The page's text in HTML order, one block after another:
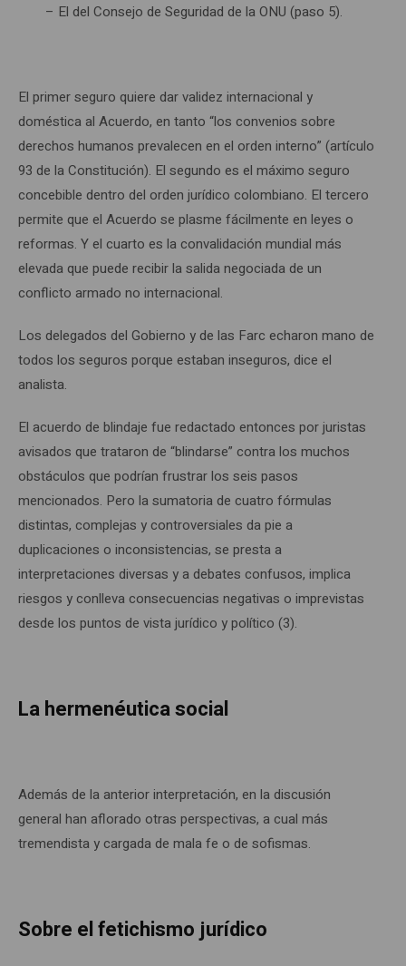
– El del Consejo de Seguridad de la ONU (paso 5).
El primer seguro quiere dar validez internacional y
doméstica al Acuerdo, en tanto “los convenios sobre
derechos humanos prevalecen en el orden interno” (artículo
93 de la Constitución). El segundo es el máximo seguro
concebible dentro del orden jurídico colombiano. El tercero
permite que el Acuerdo se plasme fácilmente en leyes o
reformas. Y el cuarto es la convalidación mundial más
elevada que puede recibir la salida negociada de un
conflicto armado no internacional.
Los delegados del Gobierno y de las Farc echaron mano de
todos los seguros porque estaban inseguros, dice el
analista.
El acuerdo de blindaje fue redactado entonces por juristas
avisados que trataron de “blindarse” contra los muchos
obstáculos que podrían frustrar los seis pasos
mencionados. Pero la sumatoria de cuatro fórmulas
distintas, complejas y controversiales da pie a
duplicaciones o inconsistencias, se presta a
interpretaciones diversas y a debates confusos, implica
riesgos y conlleva consecuencias negativas o imprevistas
desde los puntos de vista jurídico y político (3).
La hermenéutica social
Además de la anterior interpretación, en la discusión
general han aflorado otras perspectivas, a cual más
tremendista y cargada de mala fe o de sofismas.
Sobre el fetichismo jurídico